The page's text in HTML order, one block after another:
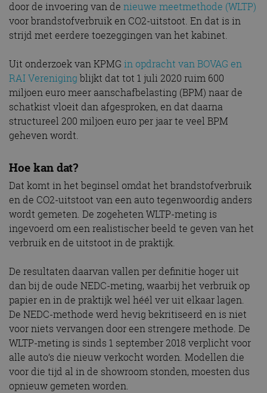
door de invoering van de nieuwe meetmethode (WLTP)
voor brandstofverbruik en CO2-uitstoot. En dat is in
strijd met eerdere toezeggingen van het kabinet.
Uit onderzoek van KPMG in opdracht van BOVAG en
RAI Vereniging blijkt dat tot 1 juli 2020 ruim 600
miljoen euro meer aanschafbelasting (BPM) naar de
schatkist vloeit dan afgesproken, en dat daarna
structureel 200 miljoen euro per jaar te veel BPM
geheven wordt.
Hoe kan dat?
Dat komt in het beginsel omdat het brandstofverbruik
en de CO2-uitstoot van een auto tegenwoordig anders
wordt gemeten. De zogeheten WLTP-meting is
ingevoerd om een realistischer beeld te geven van het
verbruik en de uitstoot in de praktijk.
De resultaten daarvan vallen per definitie hoger uit
dan bij de oude NEDC-meting, waarbij het verbruik op
papier en in de praktijk wel héél ver uit elkaar lagen.
De NEDC-methode werd hevig bekritiseerd en is niet
voor niets vervangen door een strengere methode. De
WLTP-meting is sinds 1 september 2018 verplicht voor
alle auto’s die nieuw verkocht worden. Modellen die
voor die tijd al in de showroom stonden, moesten dus
opnieuw gemeten worden.